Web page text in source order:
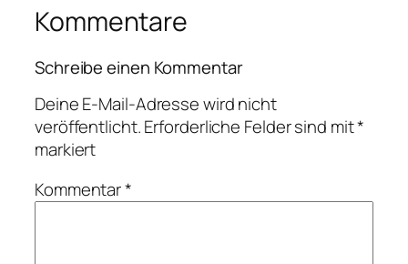
Kommentare
Schreibe einen Kommentar
Deine E-Mail-Adresse wird nicht
veröffentlicht.Erforderliche Felder sind mit*
markiert
Kommentar*